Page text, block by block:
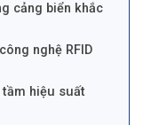
cảng biển khắc
nghệ RFID
tầm hiệu suất